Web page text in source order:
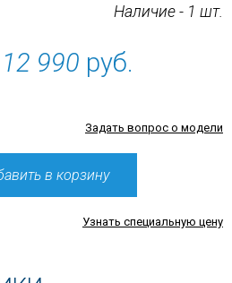
Наличие - 1 шт.
12 990 руб.
Задать вопрос о модели
в корзину
Узнать специальную цену